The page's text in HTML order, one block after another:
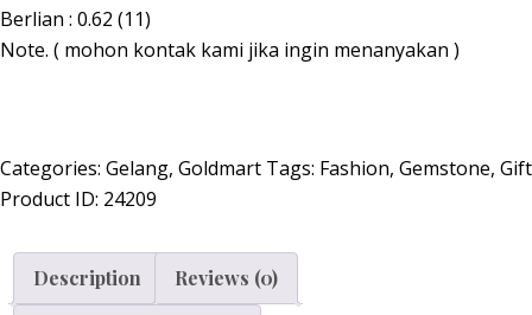
Berlian : 0.62 (11)
Note. ( mohon kontak kami jika ingin menanyakan )
Categories: Gelang, Goldmart Tags: Fashion, Gemstone, Gift
Product ID: 24209
Description Reviews (0)